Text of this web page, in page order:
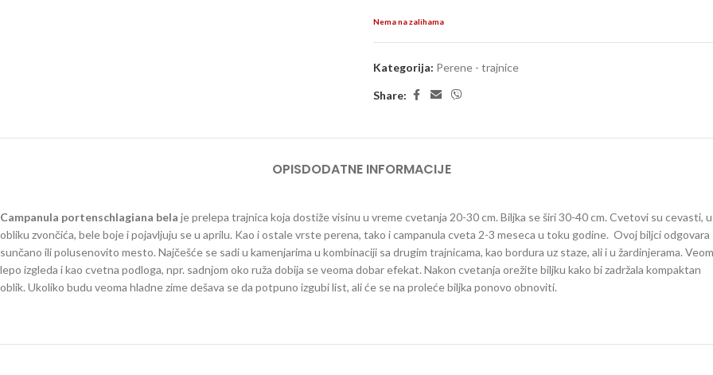
Nema na zalihama
Kategorija: Perene - trajnice
Share:
OPISDODATNE INFORMACIJE
Campanula portenschlagiana bela je prelepa trajnica koja dostiže visinu u vreme cvetanja 20-30 cm. Biljka se širi 30-40 cm. Cvetovi su cevasti, u
obliku zvončića, bele boje i pojavljuju se u aprilu. Kao i ostale vrste perena, tako i campanula cveta 2-3 meseca u toku godine. Ovoj biljci odgovara
sunčano ili polusenovito mesto. Najčešće se sadi u kamenjarima u kombinaciji sa drugim trajnicama, kao bordura uz staze, ali i u žardinjerama.
lepo izgleda i kao cvetna podloga, npr. sadnjom oko ruža dobija se veoma dobar efekat. Nakon cvetanja orežite biljku kako bi zadržala kompaktan
oblik. Ukoliko budu veoma hladne zime dešava se da potpuno izgubi list, ali će se na proleće biljka ponovo obnoviti.